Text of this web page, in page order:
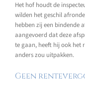
Het hof houdt de
wilden het geschil
hebben zij een bindende
aangevoerd dat deze
te gaan, heeft hij ook het
anders zou uitpakken.
Geen